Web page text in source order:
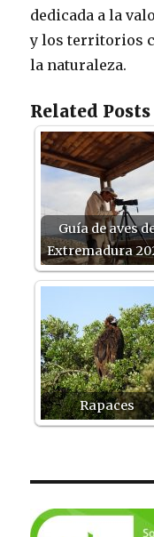
dedicada a la
y los territorios
la naturaleza.
Related Posts
Guía de aves
Extremadura
Rapaces